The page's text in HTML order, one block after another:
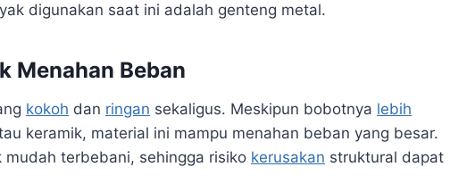
digunakan saat ini adalah genteng metal.
Menahan Beban
kokoh dan ringan sekaligus. Meskipun bobotnya lebih
keramik, material ini mampu menahan beban yang besar.
terbebani, sehingga risiko kerusakan struktural dapat